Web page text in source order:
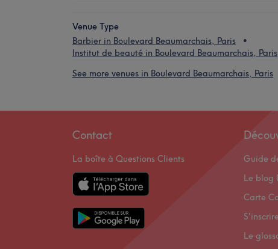
Venue Type
Barbier in Boulevard Beaumarchais, Paris
Institut de beauté in Boulevard Beaumarchais, Paris
See more venues in Boulevard Beaumarchais, Paris
Contact
La boîte à Questions Clients
Guide
Le blog
Carte
Le